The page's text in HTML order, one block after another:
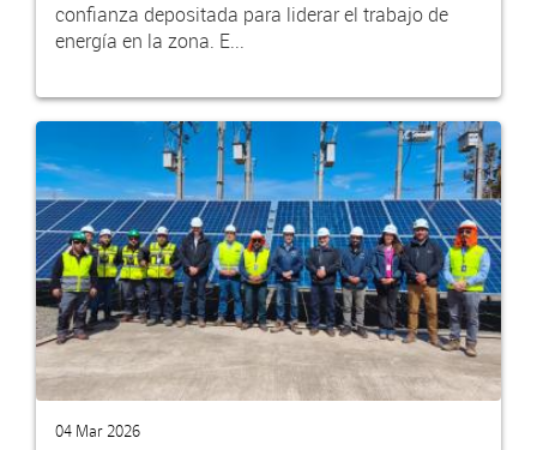
confianza depositada para liderar el trabajo de
energía en la zona. E...
04 Mar 2026